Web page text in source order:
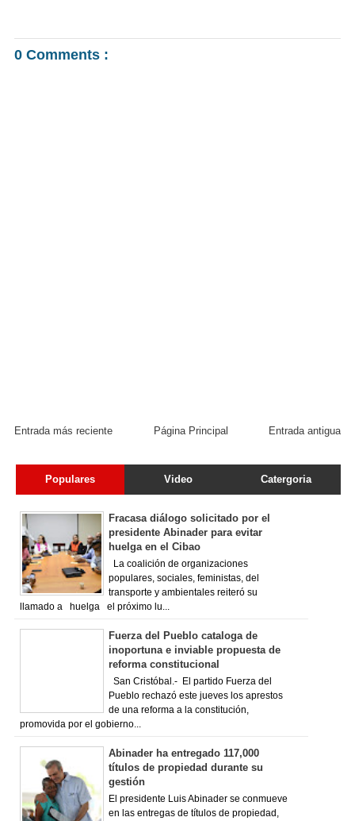
0 Comments :
Entrada más reciente Entrada antigua
Página Principal
Populares Video Catergoria
Fracasa diálogo solicitado por el
presidente Abinader para evitar
huelga en el Cibao
La coalición de organizaciones
populares, sociales, feministas, del
transporte y ambientales reiteró su
llamado a huelga el próximo lu...
Fuerza del Pueblo cataloga de
inoportuna e inviable propuesta de
reforma constitucional
San Cristóbal.- El partido Fuerza del
Pueblo rechazó este jueves los aprestos
de una reforma a la constitución,
promovida por el gobierno...
Abinader ha entregado 117,000
títulos de propiedad durante su
gestión
El presidente Luis Abinader se conmueve
en las entregas de títulos de propiedad,